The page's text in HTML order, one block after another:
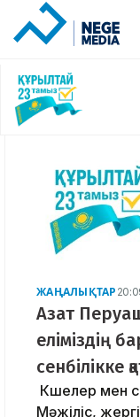
ЖАҢАЛЫҚТАР
Азат
еліміздің
сенбілікке
Көшелер мен
Мәжіліс,